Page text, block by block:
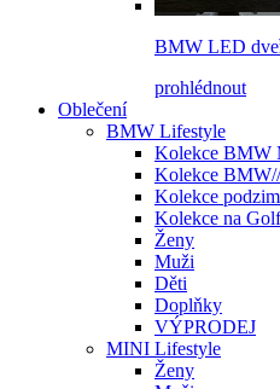
BMW LED
prohlédnout
Oblečení
BMW Lifestyle
Kolekce BMW
Kolekce
Kolekce
Kolekce na Golf
Ženy
Muži
Děti
Doplňky
VÝPRODEJ
MINI Lifestyle
Ženy